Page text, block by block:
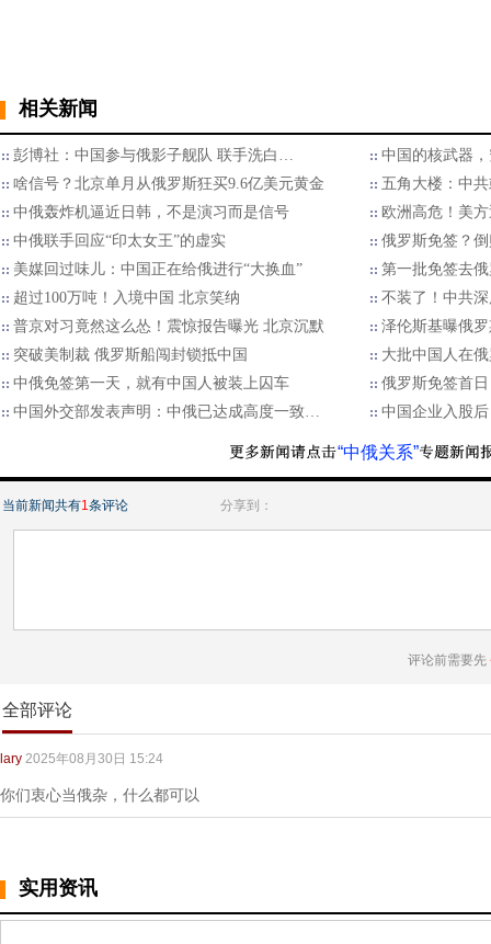
相关新闻
彭博社：中国参与俄影子舰队 联手洗白…
中国的核武器
啥信号？北京单月从俄罗斯狂买9.6亿美元黄金
五角大楼：中
中俄轰炸机逼近日韩，不是演习而是信号
欧洲高危！美
中俄联手回应“印太女王”的虚实
俄罗斯免签？
美媒回过味儿：中国正在给俄进行“大换血”
第一批免签去
超过100万吨！入境中国 北京笑纳
不装了！中共
普京对习竟然这么怂！震惊报告曝光 北京沉默
泽伦斯基曝俄
突破美制裁 俄罗斯船闯封锁抵中国
大批中国人在
中俄免签第一天，就有中国人被装上囚车
俄罗斯免签首
中国外交部发表声明：中俄已达成高度一致…
中国企业入股
“中俄关系”
当前新闻共有1条评论 分享到：
评论前需要先
全部评论
lary 2025年08月30日 15:24
你们衷心当俄杂，什么都可以
实用资讯